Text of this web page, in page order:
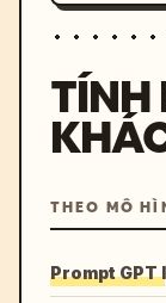
TÍNH
THEO MÔ
Prompt GPT